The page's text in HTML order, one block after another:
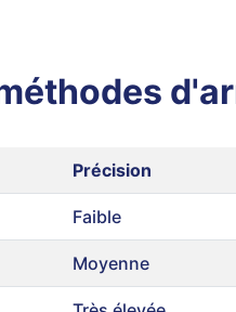
Précision
Faible
Moyenne